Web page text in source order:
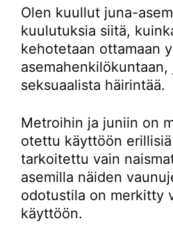
Olen kuullut juna-
kuulutuksia siitä,
kehotetaan ottamaan
seksuaalista häirintää.
Metroihin ja juniin on
otettu käyttöön
tarkoitettu vain
asemilla näiden
odotustila on merkitty
käyttöön.